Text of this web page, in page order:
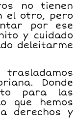
no tienen
el otro, pero
por ese
y cuidado
deleitarme
Donde
para las
que hemos
derechos y